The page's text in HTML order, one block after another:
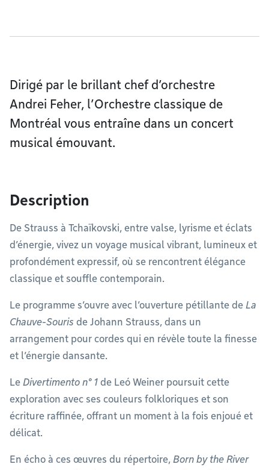
Dirigé par le brillant chef d’orchestre
Andrei Feher, l’Orchestre classique de
Montréal vous entraîne dans un concert
musical émouvant.
Description
De Strauss à Tchaïkovski, entre valse, lyrisme et éclats
d’énergie, vivez un voyage musical vibrant, lumineux et
profondément expressif, où se rencontrent élégance
classique et souffle contemporain.
Le programme s’ouvre avec l’ouverture pétillante de La
Chauve-Souris de Johann Strauss, dans un
arrangement pour cordes qui en révèle toute la finesse
et l’énergie dansante.
Le Divertimento n° 1 de Leó Weiner poursuit cette
exploration avec ses couleurs folkloriques et son
écriture raffinée, offrant un moment à la fois enjoué et
délicat.
En écho à ces œuvres du répertoire, Born by the River